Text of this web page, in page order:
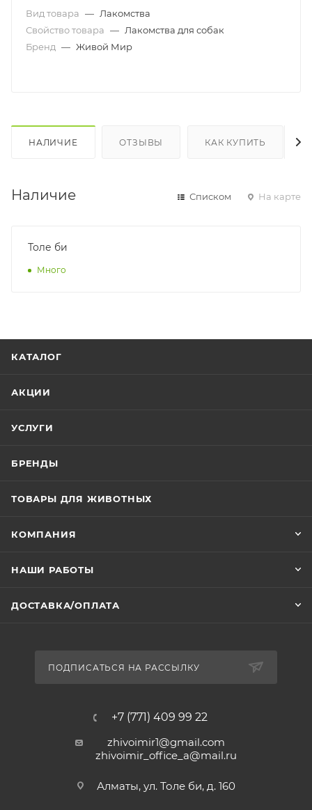
Вид товара — Лакомства
Свойство товара — Лакомства для собак
Бренд — Живой Мир
НАЛИЧИЕ ОТЗЫВЫ КАК КУПИТЬ
Наличие Списком На карте
Толе би
Много
КАТАЛОГ
АКЦИИ
УСЛУГИ
БРЕНДЫ
ТОВАРЫ ДЛЯ ЖИВОТНЫХ
КОМПАНИЯ
НАШИ РАБОТЫ
ДОСТАВКА/ОПЛАТА
ПОДПИСАТЬСЯ НА РАССЫЛКУ
+7 (771) 409 99 22
zhivoimir1@gmail.com
zhivoimir_office_a@mail.ru
Алматы, ул. Толе би, д. 160